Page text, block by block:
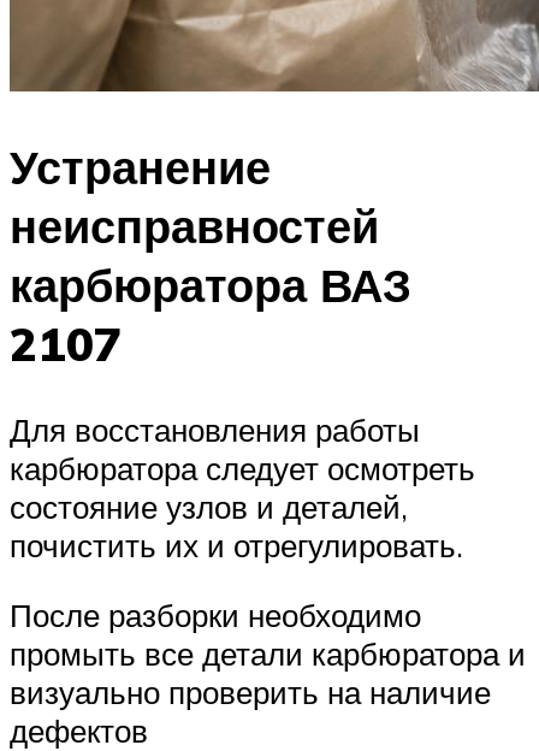
Устранение
неисправностей
карбюратора ВАЗ
2107
Для восстановления работы
карбюратора следует осмотреть
состояние узлов и деталей,
почистить их и отрегулировать.
После разборки необходимо
промыть все детали карбюратора и
визуально проверить на наличие
дефектов